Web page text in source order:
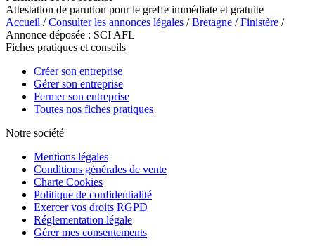
Attestation de parution pour le greffe immédiate et gratuite
Accueil /Consulter les annonces légales /Bretagne /Finistère /
Annonce déposée : SCI AFL
Fiches pratiques et conseils
Créer son entreprise
Gérer son entreprise
Fermer son entreprise
Toutes nos fiches pratiques
Notre société
Mentions légales
Conditions générales de vente
Charte Cookies
Politique de confidentialité
Exercer vos droits RGPD
Réglementation légale
Gérer mes consentements